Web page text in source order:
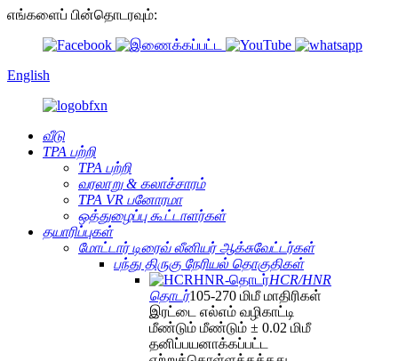
எங்களைப் பின்தொடரவும்:
English
வீடு
TPA பற்றி
TPA பற்றி
வரலாறு & கலாச்சாரம்
TPA VR பனோரமா
ஒத்துழைப்பு கூட்டாளர்கள்
தயாரிப்புகள்
மோட்டார் டிரைவ் லீனியர் ஆக்சுவேட்டர்கள்
பந்து திருகு நேரியல் தொகுதிகள்
HCR/HNR
தொடர்105-270 மிமீ மாதிரிகள்
இரட்டை எல்எம் வழிகாட்டி
மீண்டும் மீண்டும் ± 0.02 மிமீ
தனிப்பயனாக்கப்பட்ட